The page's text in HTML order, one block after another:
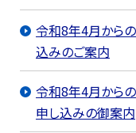
令和8年4月から
込みのご案内
令和8年4月から
申し込みの御案内